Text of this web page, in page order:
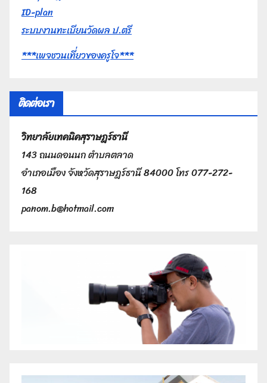
ID-plan
ระบบงานทะเบียนวัดผล ป.ตรี
***เพจชวนเที่ยวของครูโจ***
ติดต่อเรา
วิทยาลัยเทคนิคสุราษฎร์ธานี
143 ถนนดอนนก ตำบลตลาด
อำเภอเมือง จังหวัดสุราษฎร์ธานี 84000 โทร 077-272-
168
panom.b@hotmail.com